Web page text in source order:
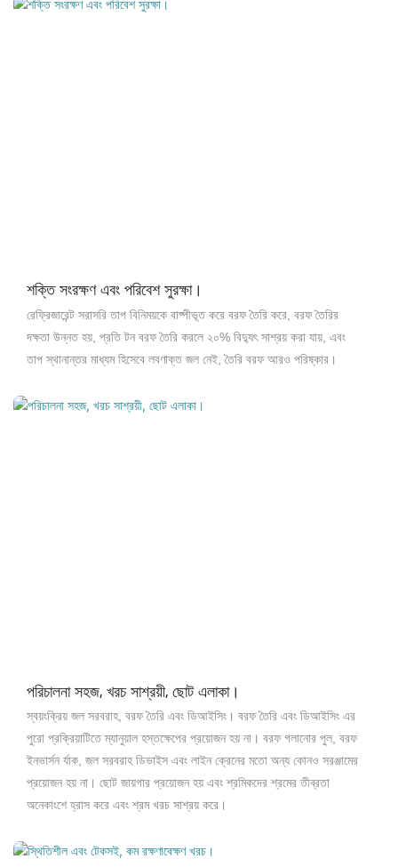
শক্তি সংরক্ষণ এবং পরিবেশ সুরক্ষা।
রেফ্রিজারেন্ট সরাসরি তাপ বিনিময়কে বাষ্পীভূত করে বরফ তৈরি করে, বরফ তৈরির
দক্ষতা উন্নত হয়, প্রতি টন বরফ তৈরি করলে ২০% বিদ্যুৎ সাশ্রয় করা যায়, এবং
তাপ স্থানান্তর মাধ্যম হিসেবে লবণাক্ত জল নেই, তৈরি বরফ আরও পরিষ্কার।
পরিচালনা সহজ, খরচ সাশ্রয়ী, ছোট এলাকা।
স্বয়ংক্রিয় জল সরবরাহ, বরফ তৈরি এবং ডিআইসিং। বরফ তৈরি এবং ডিআইসিং এর
পুরো প্রক্রিয়াটিতে ম্যানুয়াল হস্তক্ষেপের প্রয়োজন হয় না। বরফ গলানোর পুল, বরফ
ইনভার্সন র্যাক, জল সরবরাহ ডিভাইস এবং লাইন ক্রেনের মতো অন্য কোনও সরঞ্জামের
প্রয়োজন হয় না। ছোট জায়গার প্রয়োজন হয় এবং শ্রমিকদের শ্রমের তীব্রতা
অনেকাংশে হ্রাস করে এবং শ্রম খরচ সাশ্রয় করে।